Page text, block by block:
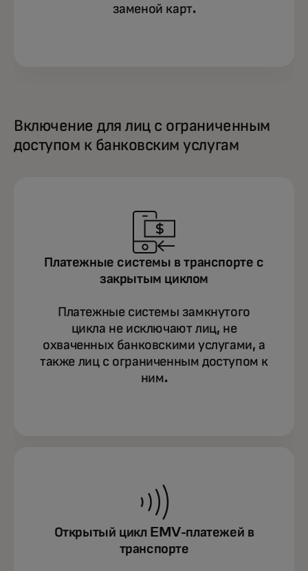
заменой карт.
Включение для лиц с ограниченным
доступом к банковским услугам
Платежные системы в транспорте с
закрытым циклом
Платежные системы замкнутого
цикла не исключают лиц, не
охваченных банковскими услугами, а
также лиц с ограниченным доступом к
ним.
Открытый цикл EMV-платежей в
транспорте